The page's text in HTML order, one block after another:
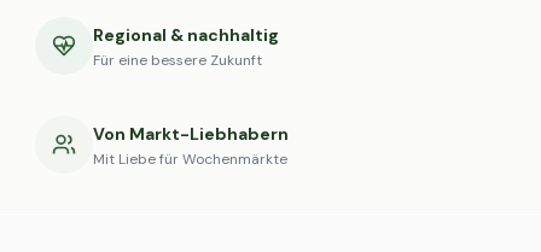
Regional & nachhaltig
Für eine bessere Zukunft
Von Markt-Liebhabern
Mit Liebe für Wochenmärkte